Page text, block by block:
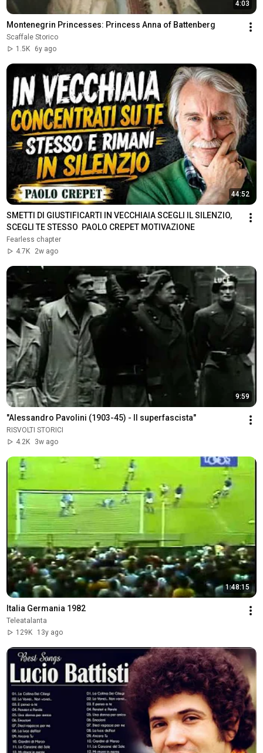
4:03
Montenegrin Princesses: Princess Anna of Battenberg
Scaffale Storico
1.5K
6y ago
44:52
SMETTI DI GIUSTIFICARTI IN VECCHIAIA SCEGLI IL SILENZIO,
SCEGLI TE STESSO  PAOLO CREPET MOTIVAZIONE
Fearless chapter
4.7K
2w ago
9:59
"Alessandro Pavolini (1903-45) - Il superfascista"
RISVOLTI STORICI
4.2K
3w ago
1:48:15
Italia Germania 1982
Teleatalanta
129K
13y ago